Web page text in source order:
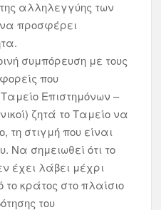
αλληλεγγύης των
προσφέρει
συμπόρευση με τους
που
Επιστημόνων –
ζητά το Ταμείο να
στιγμή που είναι
Να σημειωθεί ότι το
έχει λάβει μέχρι
κράτος στο πλαίσιο
του